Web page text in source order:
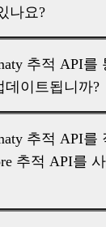
나요?
추적 API
데이트됩니까?
추적 API를
추적 API를